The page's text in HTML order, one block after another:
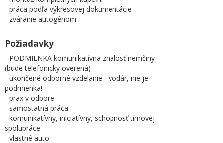
- práca podľa výkresovej dokumentácie
- zváranie autogénom
Požiadavky
- PODMIENKA komunikatívna znalosť nemčiny
(bude telefonicky overená)
- ukončené odborné vzdelanie - vodár, nie je
podmienka!
- prax v odbore
- samostatná práca
- komunikatívny, iniciatívny, schopnosť tímovej
spolupráce
- vlastné auto